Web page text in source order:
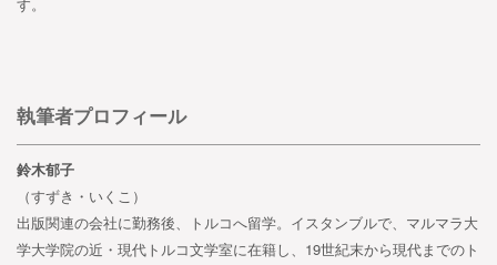
執筆者プロフィール
鈴木郁子
（すずき・いくこ）
出版関連の会社に勤務後、トルコへ留学。イスタンブルで、マルマラ大
学大学院の近・現代トルコ文学室に在籍し、19世紀末から現代までのト